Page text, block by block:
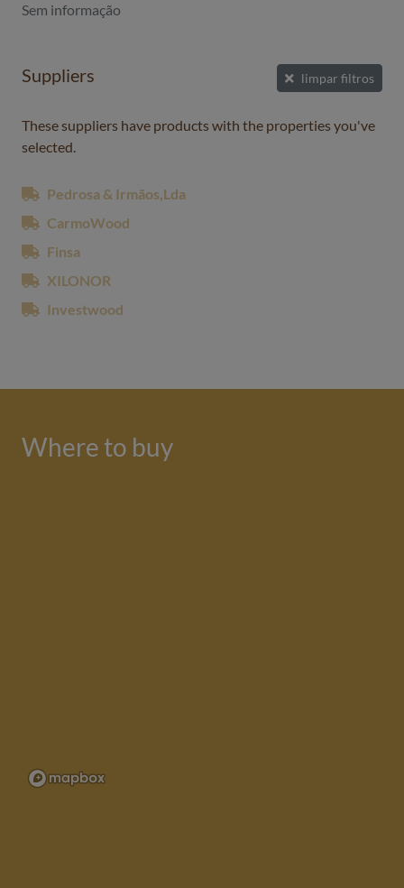
Sem informação
Suppliers limpar filtros
These suppliers have products with the properties you've
selected.
Pedrosa & Irmãos,Lda
CarmoWood
Finsa
XILONOR
Investwood
Where to buy